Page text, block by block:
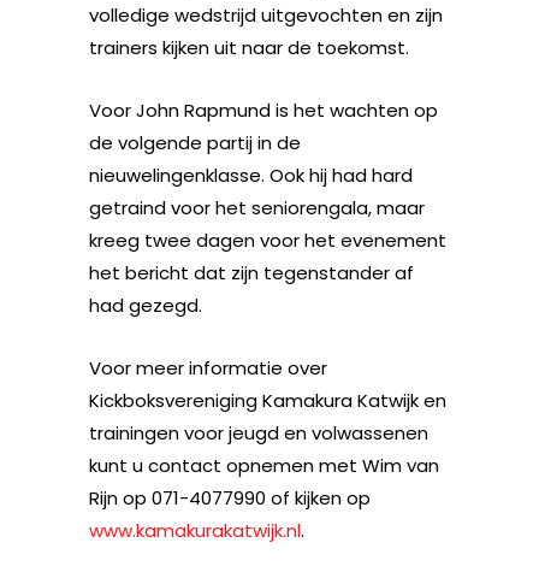
volledige wedstrijd uitgevochten en zijn
trainers kijken uit naar de toekomst.
Voor John Rapmund is het wachten op
de volgende partij in de
nieuwelingenklasse. Ook hij had hard
getraind voor het seniorengala, maar
kreeg twee dagen voor het evenement
het bericht dat zijn tegenstander af
had gezegd.
Voor meer informatie over
Kickboksvereniging Kamakura Katwijk en
trainingen voor jeugd en volwassenen
kunt u contact opnemen met Wim van
Rijn op 071-4077990 of kijken op
www.kamakurakatwijk.nl.